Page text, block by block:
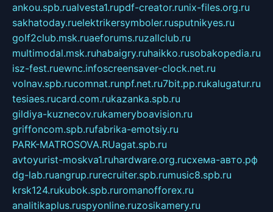
ankou.spb.rualvesta1.rupdf-creator.runix-files.org.ru
sakhatoday.ruelektrikersymboler.rusputnikyes.ru
golf2club.msk.ruaeforums.ruzallclub.ru
multimodal.msk.ruhabaigry.ruhaikko.rusobakopedia.ru
isz-fest.ruewnc.infoscreensaver-clock.net.ru
volnav.spb.rucomnat.runpf.net.ru7bit.pp.rukalugatur.ru
tesiaes.rucard.com.rukazanka.spb.ru
gildiya-kuznecov.rukameryboavision.ru
griffoncom.spb.rufabrika-emotsiy.ru
PARK-MATROSOVA.RUagat.spb.ru
avtoyurist-moskva1.ruhardware.org.ruсхема-авто.рф
dg-lab.ruangrup.rurecruiter.spb.rumusic8.spb.ru
krsk124.rukubok.spb.ruromanofforex.ru
analitikaplus.ruspyonline.ruzosikamery.ru